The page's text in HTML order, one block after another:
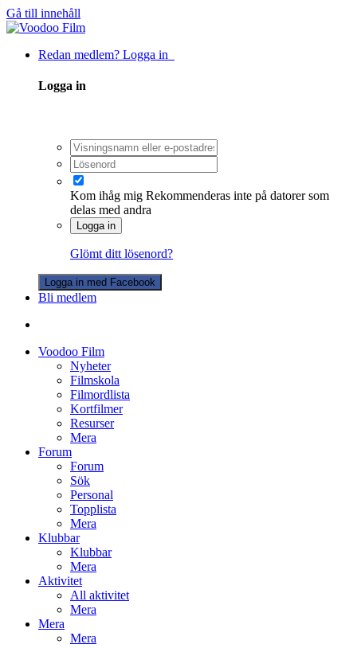
Gå till innehåll
Redan medlem? Logga in
Logga in
Kom ihåg mig Rekommenderas inte på datorer som
delas med andra
Logga in
Glömt ditt lösenord?
Logga in med Facebook
Bli medlem
Voodoo Film
Nyheter
Filmskola
Filmordlista
Kortfilmer
Resurser
Mera
Forum
Forum
Sök
Personal
Topplista
Mera
Klubbar
Klubbar
Mera
Aktivitet
All aktivitet
Mera
Mera
Mera